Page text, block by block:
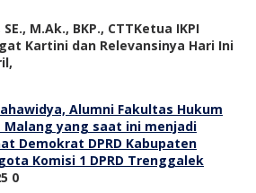
M.Ak., BKP., CTTKetua IKPI
Kartini dan Relevansinya Hari Ini
0